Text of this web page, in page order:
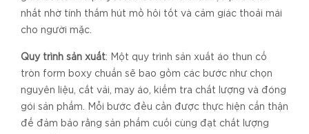
nhất nhờ tính thấm hút mồ hôi tốt và cảm giác thoải mái
cho người mặc.
Quy trình sản xuất: Một quy trình sản xuất áo thun cổ
tròn form boxy chuẩn sẽ bao gồm các bước như chọn
nguyên liệu, cắt vải, may áo, kiểm tra chất lượng và đóng
gói sản phẩm. Mỗi bước đều cần được thực hiện cẩn thận
để đảm bảo rằng sản phẩm cuối cùng đạt chất lượng